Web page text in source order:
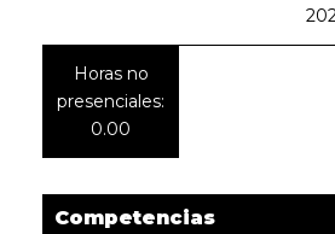
Horas no
presenciales:
0.00
Competencias